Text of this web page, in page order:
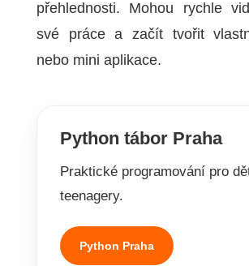
přehlednosti. Mohou rychle
své práce a začít tvořit
nebo mini aplikace.
Python tábor Praha
Praktické programování pro
teenagery.
Python Praha